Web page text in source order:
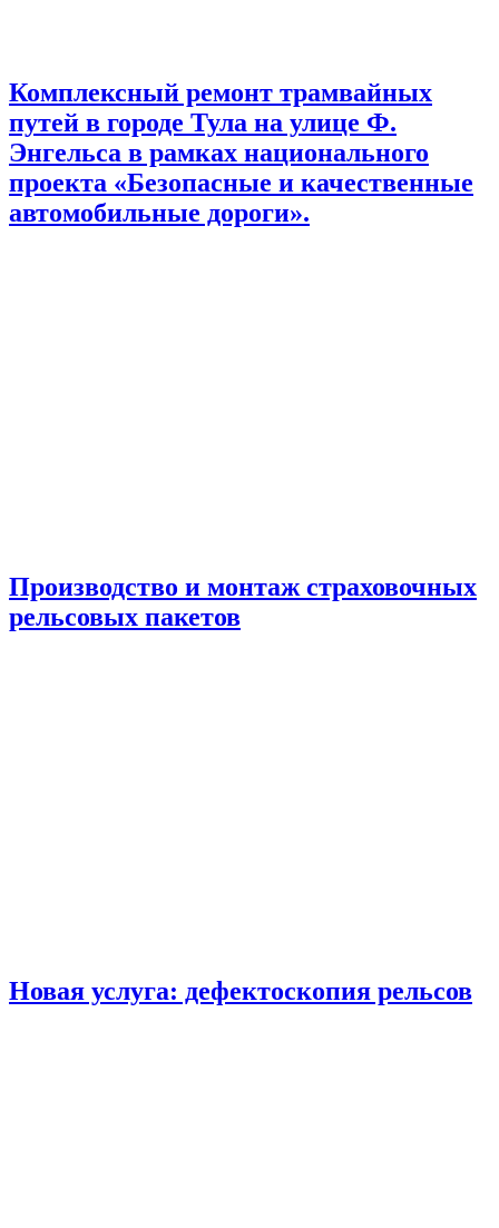
Комплексный ремонт трамвайных
путей в городе Тула на улице Ф.
Энгельса в рамках национального
проекта «Безопасные и качественные
автомобильные дороги».
Производство и монтаж страховочных
рельсовых пакетов
Новая услуга: дефектоскопия рельсов